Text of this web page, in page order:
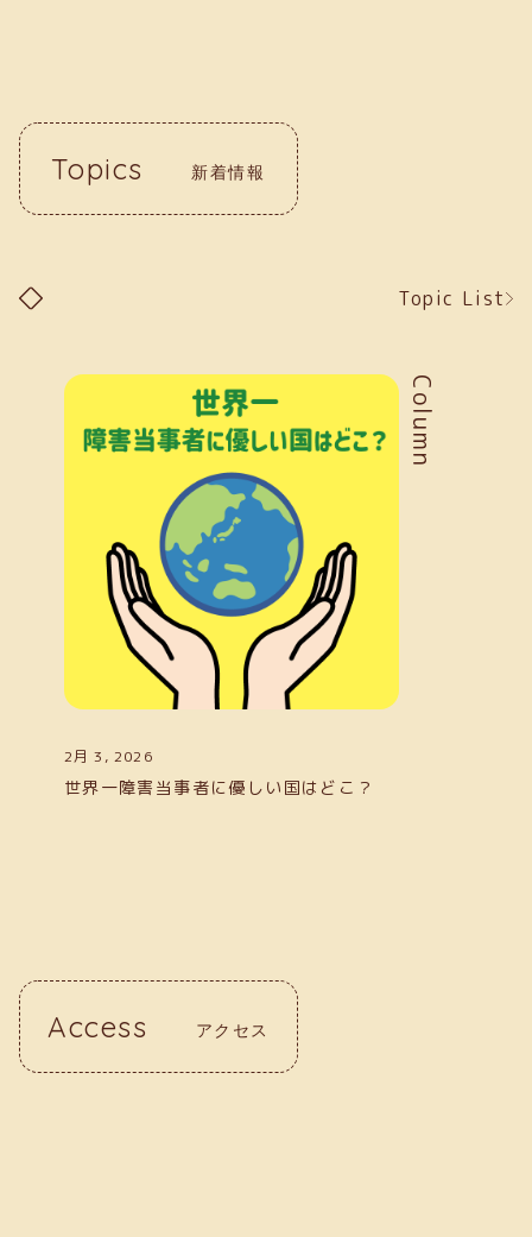
Topics 新着情報
Topic List
新着情報
Column
2月 3, 2026
世界一障害当事者に優しい国はどこ？
Access アクセス